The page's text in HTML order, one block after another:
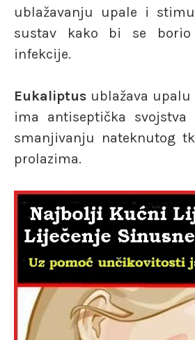
ublažavanju upale i
sustav kako bi se
infekcije.
Eukaliptus ublažava upalu
ima antiseptička
smanjivanju nateknutog
prolazima.